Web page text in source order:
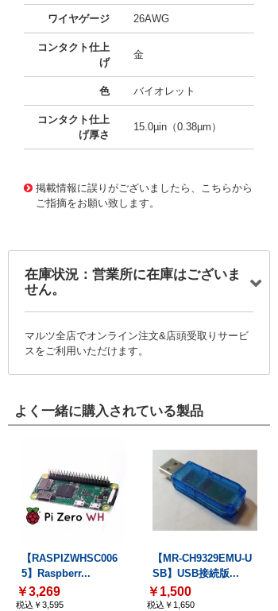
ワイヤゲージ 26AWG
コンタクト仕上
げ
金
色 バイオレット
コンタクト仕上
げ厚さ
15.0µin（0.38µm）
掲載情報に誤りがございましたら、こちらから
ご指摘をお願い致します。
在庫状況：営業所に在庫はございま
せん。
マルツ全店でオンライン注文&店頭受取りサービ
スをご利用いただけます。
よく一緒に購入されている製品
【RASPIZWHSC006
5】Raspberr...
￥3,269
税込￥3,595
【MR-CH9329EMU-U
SB】USB接続版...
￥1,500
税込￥1,650